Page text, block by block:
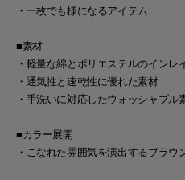
・一枚でも様になるアイテム
■素材
・軽量な綿とポリエステルのインレ
・通気性と速乾性に優れた素材
・手洗いに対応したウォッシャブル
■カラー展開
・こなれた雰囲気を演出するブラウ